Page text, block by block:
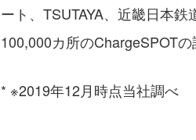
ート、TSUTAYA、近畿日本
100,000カ所のChargeSPOTの
* ※2019年12月時点当社調べ